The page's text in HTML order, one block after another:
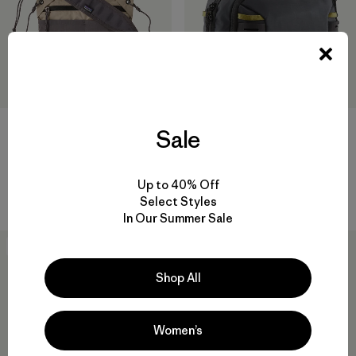
$ 99
Sale
Up to 40% Off
Select Styles
In Our Summer Sale
Shop All
Women’s